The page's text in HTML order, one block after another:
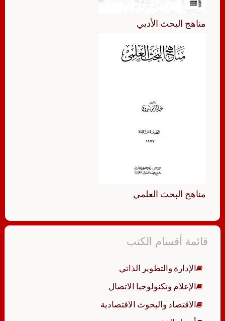
مناهج البحث الأدبي
مناهج البحث العلمي
قائمة أقسام الكتب
الإدارة والتطوير الذاتي
الإعلام وتكنولوجيا الاتصال
الاقتصاد والبحوث الاقتصادية